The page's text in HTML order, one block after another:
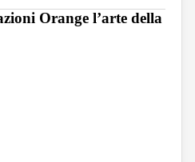
Orange l’arte della